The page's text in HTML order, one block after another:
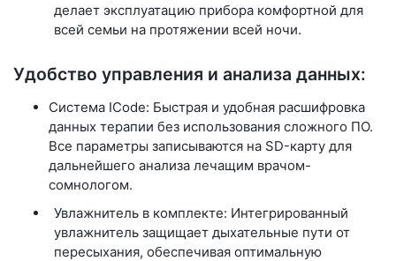
делает эксплуатацию прибора комфортной для
всей семьи на протяжении всей ночи.
Удобство управления и анализа данных:
Система ICode: Быстрая и удобная расшифровка
данных терапии без использования сложного ПО.
Все параметры записываются на SD-карту для
дальнейшего анализа лечащим врачом-
сомнологом.
Увлажнитель в комплекте: Интегрированный
увлажнитель защищает дыхательные пути от
пересыхания, обеспечивая оптимальную